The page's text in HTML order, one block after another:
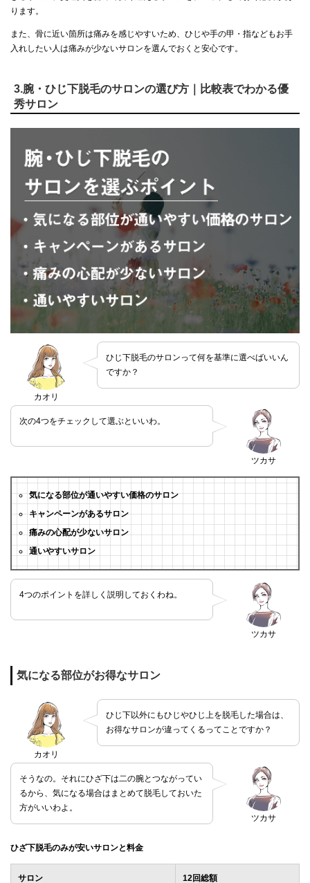
ります。
また、骨に近い箇所は痛みを感じやすいため、ひじや手の甲・指などもお手
入れしたい人は痛みが少ないサロンを選んでおくと安心です。
3.腕・ひじ下脱毛のサロンの選び方｜比較表でわかる優
秀サロン
カオリ
ひじ下脱毛のサロンって何を基準に選べばいいん
ですか？
ツカサ
次の4つをチェックして選ぶといいわ。
気になる部位が通いやすい価格のサロン
キャンペーンがあるサロン
痛みの心配が少ないサロン
通いやすいサロン
ツカサ
4つのポイントを詳しく説明しておくわね。
気になる部位がお得なサロン
カオリ
ひじ下以外にもひじやひじ上を脱毛した場合は、
お得なサロンが違ってくるってことですか？
ツカサ
そうなの。それにひざ下は二の腕とつながってい
るから、気になる場合はまとめて脱毛しておいた
方がいいわよ。
ひざ下脱毛のみが安いサロンと料金
サロン 12回総額